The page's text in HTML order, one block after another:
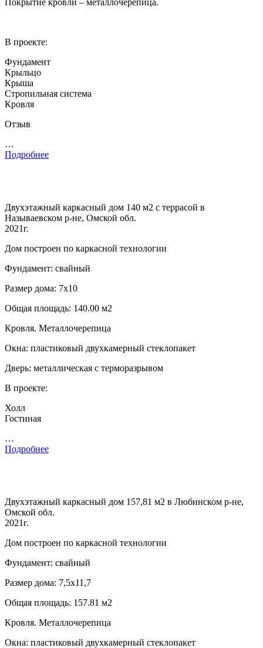
В проекте:
Фундамент
Крыльцо
Крыша
Стропильная система
Кровля
Отзыв
…
Подробнее
Двухэтажный каркасный дом 140 м2 с террасой в
Называевском р-не, Омской обл.
2021г.
Дом построен по каркасной технологии
Фундамент: свайный
Размер дома: 7х10
Общая площадь: 140.00 м2
Кровля. Металлочерепица
Окна: пластиковый двухкамерный стеклопакет
Дверь: металлическая с терморазрывом
В проекте:
Холл
Гостиная
…
Подробнее
Двухэтажный каркасный дом 157,81 м2 в Любинском р-не,
Омской обл.
2021г.
Дом построен по каркасной технологии
Фундамент: свайный
Размер дома: 7,5х11,7
Общая площадь: 157.81 м2
Кровля. Металлочерепица
Окна: пластиковый двухкамерный стеклопакет